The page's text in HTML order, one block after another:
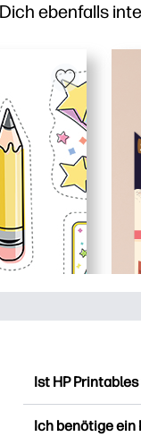
ebenfalls
Ist HP
Ich benötige ein